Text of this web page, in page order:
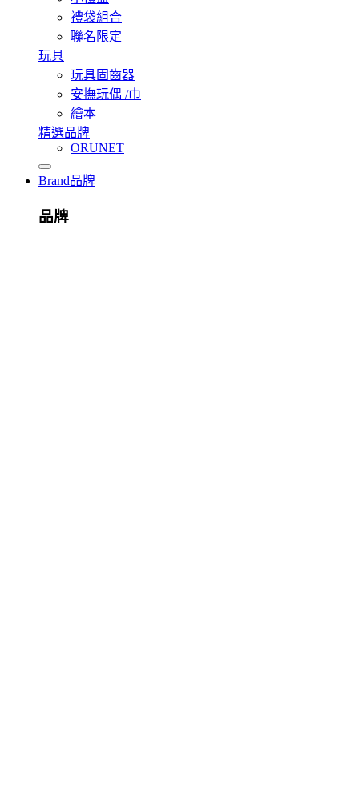
禮袋組合
聯名限定
玩具
玩具固齒器
安撫玩偶 /巾
繪本
精選品牌
ORUNET
Brand品牌
品牌